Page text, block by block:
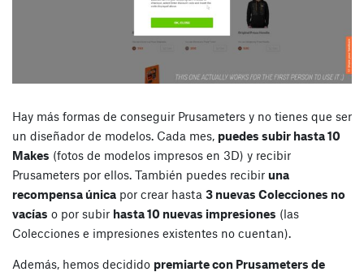
Hay más formas de conseguir Prusameters y no tienes que ser
un diseñador de modelos. Cada mes, puedes subir hasta 10
Makes (fotos de modelos impresos en 3D) y recibir
Prusameters por ellos. También puedes recibir una
recompensa única por crear hasta 3 nuevas Colecciones no
vacías o por subir hasta 10 nuevas impresiones (las
Colecciones e impresiones existentes no cuentan).
Además, hemos decidido premiarte con Prusameters de